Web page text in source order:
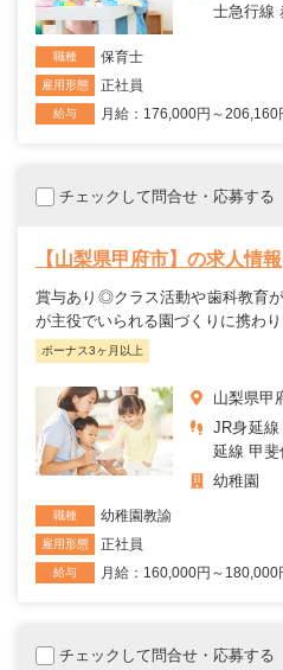
士急行線
職種 保育士
雇用形態 正社員
給与 月給：176,000円～206,160
チェックして問合せ・応募する
【山梨県甲府市】の求人情報
賞与あり◎クラス活動や歯科教育
が主役でいられる園づくりに携わ
ボーナス3ヶ月以上
山梨県甲
JR身延
延線 甲斐
幼稚園
職種 幼稚園教諭
雇用形態 正社員
給与 月給：160,000円～180,000
チェックして問合せ・応募する